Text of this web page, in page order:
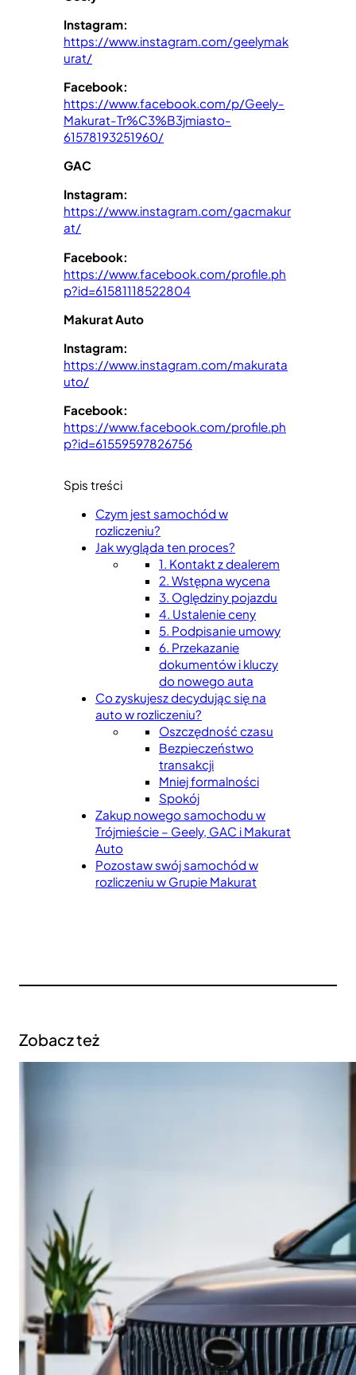
Instagram:
https://www.instagram.com/geelymak
urat/
Facebook:
https://www.facebook.com/p/Geely-
Makurat-Tr%C3%B3jmiasto-
61578193251960/
GAC
Instagram:
https://www.instagram.com/gacmakur
at/
Facebook:
https://www.facebook.com/profile.ph
p?id=61581118522804
Makurat Auto
Instagram:
https://www.instagram.com/makurata
uto/
Facebook:
https://www.facebook.com/profile.ph
p?id=61559597826756
Spis treści
Czym jest samochód w
rozliczeniu?
Jak wygląda ten proces?
1. Kontakt z dealerem
2. Wstępna wycena
3. Oględziny pojazdu
4. Ustalenie ceny
5. Podpisanie umowy
6. Przekazanie
dokumentów i kluczy
do nowego auta
Co zyskujesz decydując się na
auto w rozliczeniu?
Oszczędność czasu
Bezpieczeństwo
transakcji
Mniej formalności
Spokój
Zakup nowego samochodu w
Trójmieście – Geely, GAC i Makurat
Auto
Pozostaw swój samochód w
rozliczeniu w Grupie Makurat
Zobacz też